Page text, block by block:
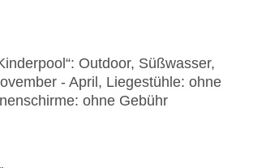
und Services. Alle
en/select.html
Outdoor, Süßwasser,
- April, Liegestühle: ohne
ohne Gebühr